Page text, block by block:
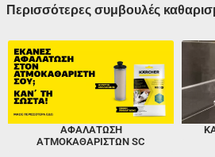
Περισσότερες συμβουλές
ΑΦΑΛΆΤΩΣΗ
ΑΤΜΟΚΑΘΑΡΙΣΤΏΝ SC